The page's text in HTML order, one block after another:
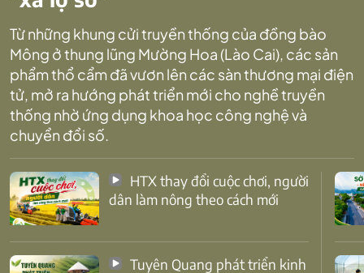
Từ những khung cửi truyền thống của đồng bào
Mông ở thung lũng Mường Hoa (Lào Cai), các sản
phẩm thổ cẩm đã vươn lên các sàn thương mại điện
tử, mở ra hướng phát triển mới cho nghề truyền
thống nhờ ứng dụng khoa học công nghệ và
chuyển đổi số.
dân làm nông theo cách mới